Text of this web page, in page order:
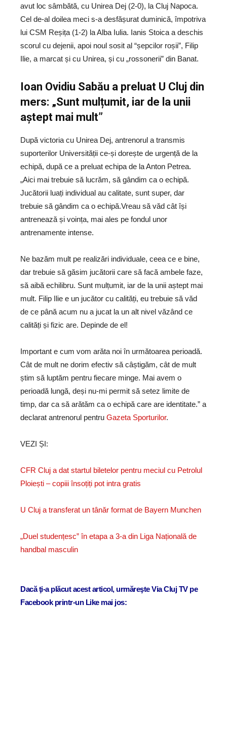
avut loc sâmbătă, cu Unirea Dej (2-0), la Cluj Napoca.
Cel de-al doilea meci s-a desfășurat duminică, împotriva
lui CSM Reșița (1-2) la Alba Iulia. Ianis Stoica a deschis
scorul cu dejenii, apoi noul sosit al “șepcilor roșii”, Filip
Ilie, a marcat și cu Unirea, și cu „rossonerii” din Banat.
Ioan Ovidiu Sabău a preluat U Cluj din
mers: „Sunt mulțumit, iar de la unii
aștept mai mult”
După victoria cu Unirea Dej, antrenorul a transmis
suporterilor Universității ce-și dorește de urgență de la
echipă, după ce a preluat echipa de la Anton Petrea.
„Aici mai trebuie să lucrăm, să gândim ca o echipă.
Jucătorii luați individual au calitate, sunt super, dar
trebuie să gândim ca o echipă.Vreau să văd cât își
antrenează și voința, mai ales pe fondul unor
antrenamente intense.
Ne bazăm mult pe realizări individuale, ceea ce e bine,
dar trebuie să găsim jucătorii care să facă ambele faze,
să aibă echilibru. Sunt mulțumit, iar de la unii aștept mai
mult. Filip Ilie e un jucător cu calități, eu trebuie să văd
de ce până acum nu a jucat la un alt nivel văzând ce
calități și fizic are. Depinde de el!
Important e cum vom arăta noi în următoarea perioadă.
Cât de mult ne dorim efectiv să câștigăm, cât de mult
știm să luptăm pentru fiecare minge. Mai avem o
perioadă lungă, deși nu-mi permit să setez limite de
timp, dar ca să arătăm ca o echipă care are identitate.” a
declarat antrenorul pentru Gazeta Sporturilor.
VEZI ȘI:
CFR Cluj a dat startul biletelor pentru meciul cu Petrolul
Ploiești – copiii însoțiți pot intra gratis
U Cluj a transferat un tânăr format de Bayern Munchen
„Duel studențesc” în etapa a 3-a din Liga Națională de
handbal masculin
Dacă ţi-a plăcut acest articol, urmăreşte Via Cluj TV pe
Facebook printr-un Like mai jos: